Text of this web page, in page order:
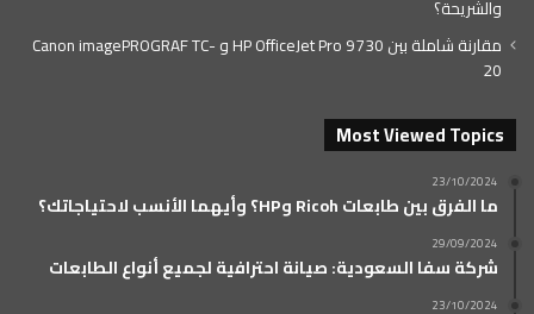
والشريحة؟
مقارنة شاملة بين HP OfficeJet Pro 9730 و Canon imagePROGRAF TC-
20
Most Viewed Topics
23/10/2024
ما الفرق بين طابعات Ricoh وHP؟ وأيهما الأنسب لاحتياجاتك؟
29/09/2024
شركة سفا السعودية: صيانة احترافية لجميع أنواع الطابعات
23/10/2024